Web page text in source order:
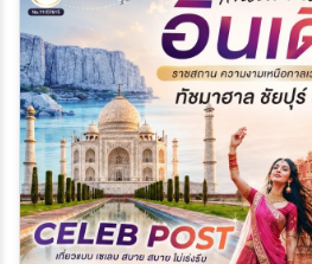
ประเทศ
เมือง
สายการบิน